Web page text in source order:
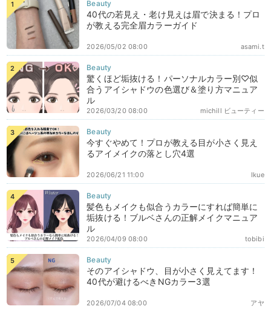
40代の若見え・老け見えは眉で決まる！プロ
が教える完全眉カラーガイド
asami.t
2026/05/02 08:00
驚くほど垢抜ける！パーソナルカラー別♡似
合うアイシャドウの色選び＆塗り方マニュア
ル
michill ビューティー
2026/03/20 08:00
今すぐやめて！プロが教える目が小さく見え
るアイメイクの落とし穴4選
Ikue
2026/06/21 11:00
髪色もメイクも似合うカラーにすれば簡単に
垢抜ける！ブルベさんの正解メイクマニュア
ル
tobibi
2026/04/09 08:00
そのアイシャドウ、目が小さく見えてます！
40代が避けるべきNGカラー3選
アヤ
2026/07/04 08:00